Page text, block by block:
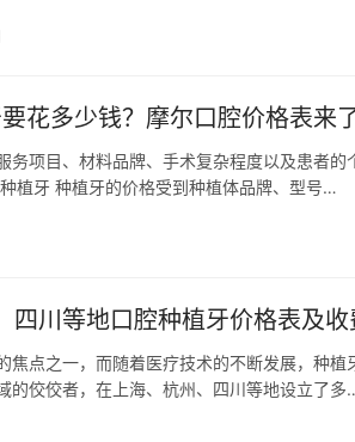
花多少钱？摩尔口腔价格表来
务项目、材料品牌、手术复杂程度以及患者
植牙 种植牙的价格受到种植体品牌、型号…
四川等地口腔种植牙价格表及收
焦点之一，而随着医疗技术的不断发展，种
的佼佼者，在上海、杭州、四川等地设立了多